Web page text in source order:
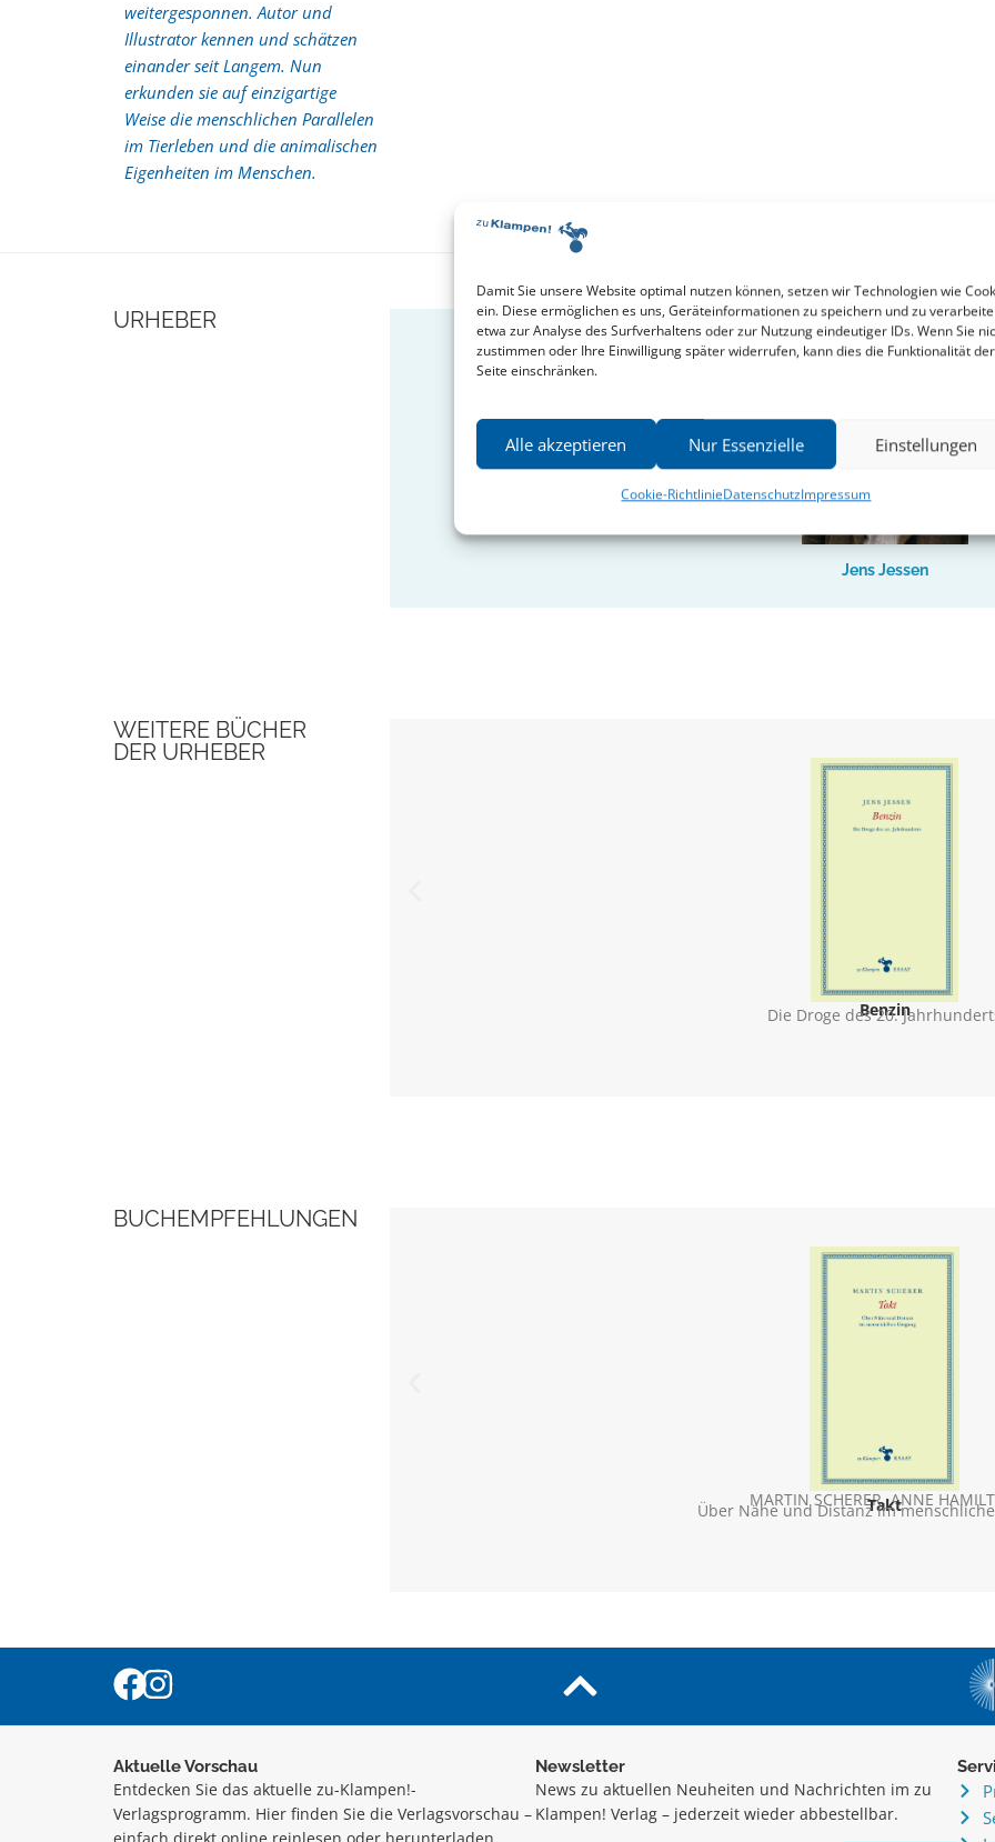
Damit Sie unsere Website optimal nutzen können, setzen wir Technologien wie
ein. Diese ermöglichen es uns, Geräteinformationen zu speichern und zu
etwa zur Analyse des Surfverhaltens oder zur Nutzung eindeutiger IDs. Wenn Sie
zustimmen oder Ihre Einwilligung später widerrufen, kann dies die Funktionalität der
Seite einschränken.
Alle akzeptieren Nur Essenzielle Einstellungen
Cookie-RichtlinieDatenschutzImpressum
weitergesponnen. Autor und
Illustrator kennen und schätzen
einander seit Langem. Nun
erkunden sie auf einzigartige
Weise die menschlichen Parallelen
im Tierleben und die animalischen
Eigenheiten im Menschen.
URHEBER
Axel Scheffler
Jens Jessen
WEITERE BÜCHER
DER URHEBER
Benzin
Die Droge des 20.
BUCHEMPFEHLUNGEN
MARTIN SCHERER,ANNE
Takt
Über Nähe und Distanz im
Aktuelle Vorschau
Entdecken Sie das aktuelle zu-Klampen!-
Verlagsprogramm. Hier finden Sie die Verlagsvorschau –
Newsletter
News zu aktuellen Neuheiten und Nachrichten im zu
Klampen! Verlag – jederzeit wieder abbestellbar.